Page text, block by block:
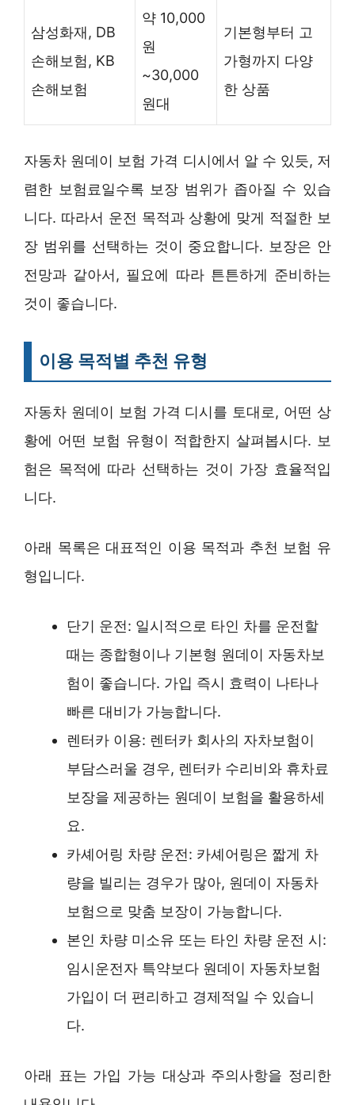
삼성화재, DB
손해보험, KB
손해보험
약 10,000
원
~30,000
원대
기본형부터 고
가형까지 다양
한 상품
자동차 원데이 보험 가격 디시에서 알 수 있듯, 저
렴한 보험료일수록 보장 범위가 좁아질 수 있습
니다. 따라서 운전 목적과 상황에 맞게 적절한 보
장 범위를 선택하는 것이 중요합니다. 보장은 안
전망과 같아서, 필요에 따라 튼튼하게 준비하는
것이 좋습니다.
이용 목적별 추천 유형
자동차 원데이 보험 가격 디시를 토대로, 어떤 상
황에 어떤 보험 유형이 적합한지 살펴봅시다. 보
험은 목적에 따라 선택하는 것이 가장 효율적입
니다.
아래 목록은 대표적인 이용 목적과 추천 보험 유
형입니다.
단기 운전: 일시적으로 타인 차를 운전할
때는 종합형이나 기본형 원데이 자동차보
험이 좋습니다. 가입 즉시 효력이 나타나
빠른 대비가 가능합니다.
렌터카 이용: 렌터카 회사의 자차보험이
부담스러울 경우, 렌터카 수리비와 휴차료
보장을 제공하는 원데이 보험을 활용하세
요.
카셰어링 차량 운전: 카셰어링은 짧게 차
량을 빌리는 경우가 많아, 원데이 자동차
보험으로 맞춤 보장이 가능합니다.
본인 차량 미소유 또는 타인 차량 운전 시:
임시운전자 특약보다 원데이 자동차보험
가입이 더 편리하고 경제적일 수 있습니
다.
아래 표는 가입 가능 대상과 주의사항을 정리한